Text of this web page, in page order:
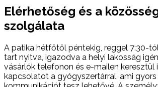
Elérhetőség és a
szolgálata
A patika hétfőtől péntekig, reggel 7:30-
tart nyitva, igazodva a helyi lakosság
vásárlók telefonon és e-mailen keresztül
kapcsolatot a gyógyszertárral, ami